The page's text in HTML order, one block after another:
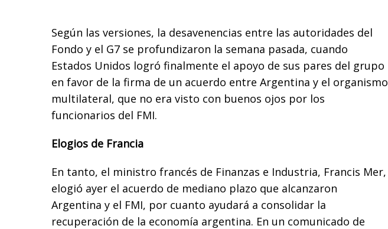
Según las versiones, la desavenencias entre las autoridades del
Fondo y el G7 se profundizaron la semana pasada, cuando
Estados Unidos logró finalmente el apoyo de sus pares del grupo
en favor de la firma de un acuerdo entre Argentina y el organismo
multilateral, que no era visto con buenos ojos por los
funcionarios del FMI.
Elogios de Francia
En tanto, el ministro francés de Finanzas e Industria, Francis Mer,
elogió ayer el acuerdo de mediano plazo que alcanzaron
Argentina y el FMI, por cuanto ayudará a consolidar la
recuperación de la economía argentina. En un comunicado de